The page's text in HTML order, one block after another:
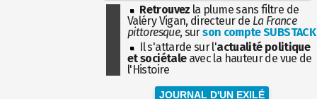
Retrouvez la plume sans filtre de
Valéry Vigan, directeur de La France
pittoresque, surson compte SUBSTACK
Il s'attarde sur l'actualité politique
et sociétaleavec la hauteur de vue de
l'Histoire
JOURNAL D'UN EXILÉ